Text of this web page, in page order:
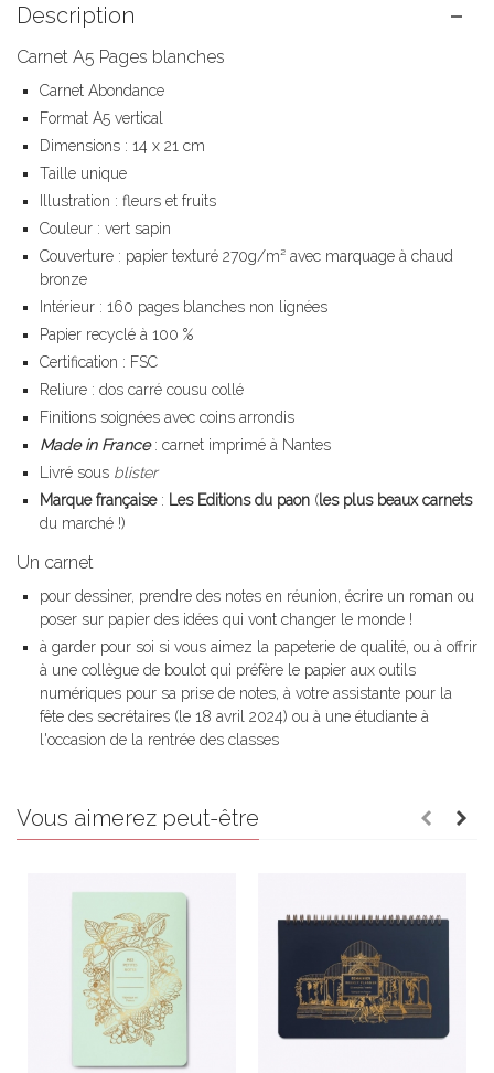
Description
Carnet A5 Pages blanches
Carnet Abondance
Format A5 vertical
Dimensions : 14 x 21 cm
Taille unique
Illustration : fleurs et fruits
Couleur : vert sapin
Couverture : papier texturé 270g/m² avec marquage à chaud
bronze
Intérieur : 160 pages blanches non lignées
Papier recyclé à 100 %
Certification : FSC
Reliure : dos carré cousu collé
Finitions soignées avec coins arrondis
Made in France: carnet imprimé à Nantes
Livré sous blister
Marque française: Les Editions du paon (les plus beaux carnets
du marché !)
Un carnet
pour dessiner, prendre des notes en réunion, écrire un roman ou
poser sur papier des idées qui vont changer le monde !
à garder pour soi si vous aimez la papeterie de qualité, ou à offrir
à une collègue de boulot qui préfère le papier aux outils
numériques pour sa prise de notes, à votre assistante pour la
fête des secrétaires (le 18 avril 2024) ou à une étudiante à
l'occasion de la rentrée des classes
Vous aimerez peut-être